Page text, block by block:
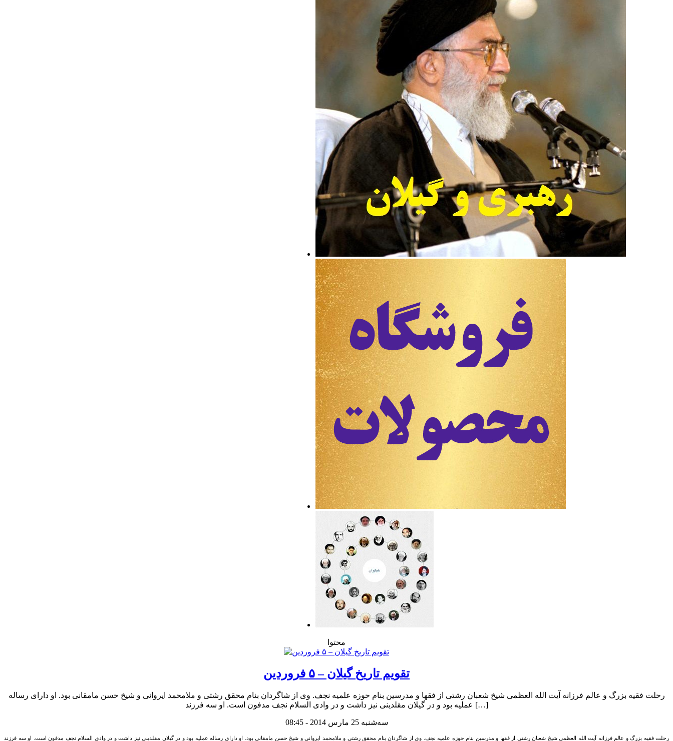
محتوا
تقویم تاریخ گیلان – ۵ فروردین
رحلت فقیه بزرگ و عالم فرزانه آیت الله العظمی شیخ شعبان رشتی از فقها و مدرسین بنام حوزه علمیه نجف. وی از شاگردان بنام محقق رشتی و ملامحمد ایروانی و شیخ حسن مامقانی بود. او دارای رساله
عملیه بود و در گیلان مقلدینی نیز داشت و در وادی السلام نجف مدفون است. او سه فرزند […]
سه‌شنبه 25 مارس 2014 - 08:45
رحلت فقیه بزرگ و عالم فرزانه آیت الله العظمی شیخ شعبان رشتی از فقها و مدرسین بنام حوزه علمیه نجف. وی از شاگردان بنام محقق رشتی و ملامحمد ایروانی و شیخ حسن مامقانی بود. او دارای رساله عملیه بود و در گیلان مقلدینی نیز داشت و در وادی السلام نجف مدفون است. او سه فرزند